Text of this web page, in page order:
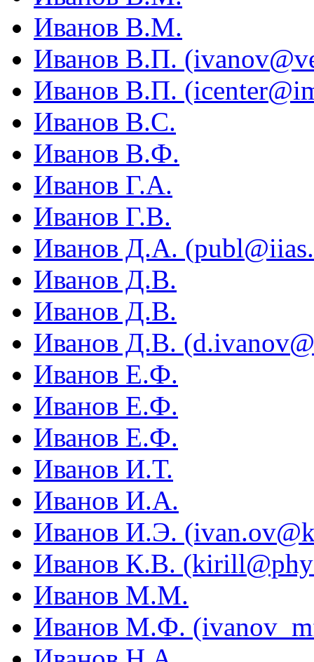
Иванов В.М.
Иванов В.П.
Иванов В.П.
Иванов В.С.
Иванов В.Ф.
Иванов Г.А.
Иванов Г.В.
Иванов Д.А.
Иванов Д.В.
Иванов Д.В.
Иванов Д.В.
Иванов Е.Ф.
Иванов Е.Ф.
Иванов Е.Ф.
Иванов И.Т.
Иванов И.А.
Иванов И.Э.
Иванов К.В.
Иванов М.М.
Иванов М.Ф.